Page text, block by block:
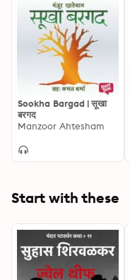
Sookha Bargad | सूखा
बरगद
Manzoor Ahtesham
Start with these